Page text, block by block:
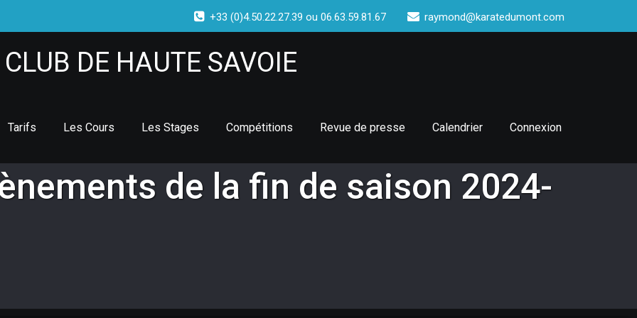
+33 (0)4.50.22.27.39 ou 06.63.59.81.67 raymond@karatedumont.com
DE HAUTE SAVOIE
Tarifs Les Cours Les Stages Compétitions Revue de presse Calendrier Connexion
de la fin de saison 2024-